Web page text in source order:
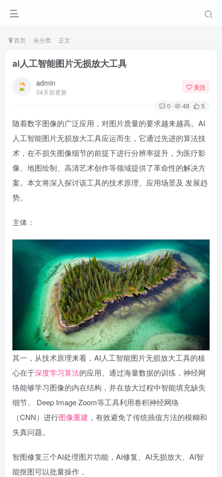
首页 未分类 正文
ai人工智能图片无损放大工具
admin
34天前更新
关注
0 48 5
随着数字图像的广泛应用，对图片质量的要求越来越高。AI
人工智能图片无损放大工具应运而生，它通过先进的算法技
术，在不损失图像细节的前提下进行分辨率提升，为医疗影
像、地图绘制、高清艺术创作等领域提供了革命性的解决方
案。本文将深入探讨该工具的技术原理、应用场景及 发展趋
势。
主体：
其一，从技术原理来看，AI人工智能图片无损放大工具的核
心在于深度学习算法的应用。通过海量数据的训练，神经网
络能够学习图像的内在结构，并在放大过程中智能填充缺失
细节。 Deep Image Zoom等工具利用卷积神经网络
（CNN）进行图像重建 ，有效避免了传统插值方法的模糊和
失真问题。
智图修复三个AI处理图片功能，AI修复、AI无损放大、AI智
能抠图可以批量操作，